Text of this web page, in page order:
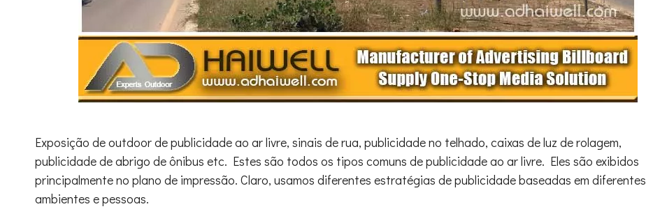
Exposição de outdoor de publicidade ao ar livre, sinais de rua, publicidade no telhado, caixas de luz de rolagem,
publicidade de abrigo de ônibus etc. Estes são todos os tipos comuns de publicidade ao ar livre. Eles são exibidos
principalmente no plano de impressão. Claro, usamos diferentes estratégias de publicidade baseadas em diferentes
ambientes e pessoas.